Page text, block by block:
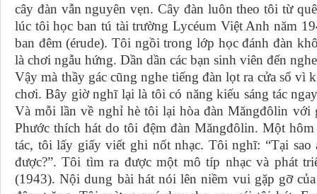
cây đàn vẫn nguyên vẹn. Cây đàn luôn theo tôi từ
lúc tôi học ban tú tài trường Lycéum Việt Anh năm
ban đêm (érude). Tôi ngồi trong lớp học đánh đàn
là chơi ngẫu hứng. Dần dần các bạn sinh viên đến
Vậy mà thầy gác cũng nghe tiếng đàn lọt ra cửa sổ vì
chơi. Bây giờ nghĩ lại là tôi có năng kiếu sáng tác
Và mỗi lần về nghỉ hè tôi lại hòa đàn Măngđôlin với
Phước thích hát do tôi đệm đàn Măngđôlin. Một
tác, tôi lấy giấy viết ghi nốt nhạc. Tôi nghĩ: “Tại sao
được?”. Tôi tìm ra được một mô típ nhạc và phát
(1943). Nội dung bài hát nói lên niềm vui gặp gỡ